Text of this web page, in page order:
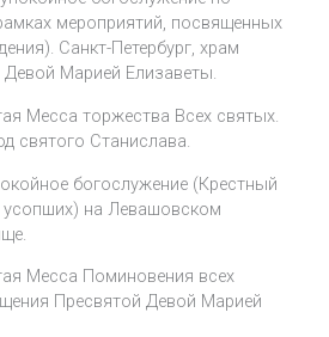
мероприятий, посвященных
Санкт-Петербург, храм
Марией Елизаветы.
Месса торжества Всех святых.
святого Станислава.
богослужение (Крестный
усопших) на Левашовском
Месса Поминовения всех
Пресвятой Девой Марией